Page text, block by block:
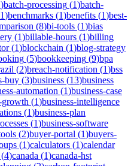
)batch-processing (1)batch-
1)benchmarks (1)benefits (1)best-
(8)bi-tools (1)bias
(1)billable-hours (1)billing
(1)blockchain (1)blog-strategy
(5)bookkeeping (9)bpa
(2)breach-notification (1)bss
buy (3)business (13)business
automation (1)business-case
growth (1)business-intelligence
(1)business-plan
(1)business-software
(2)buyer-portal (1)buyers-
(1)calculators (1)calendar
(4)canada (1)canada-hst